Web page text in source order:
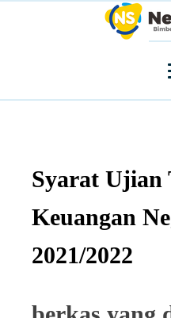
Syarat Ujian
Keuangan
2021/2022